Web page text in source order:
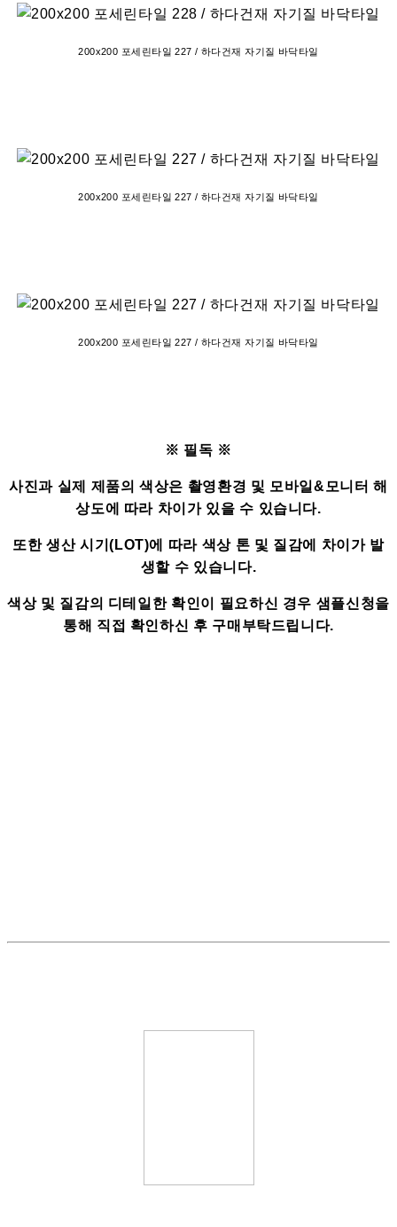
200x200 포세린타일 227 / 하다건재 자기질 바닥타일
200x200 포세린타일 227 / 하다건재 자기질 바닥타일
200x200 포세린타일 227 / 하다건재 자기질 바닥타일
※ 필독 ※
사진과 실제 제품의 색상은 촬영환경 및 모바일&모니터 해
상도에 따라 차이가 있을 수 있습니다.
또한 생산 시기(LOT)에 따라 색상 톤 및 질감에 차이가 발
생할 수 있습니다.
색상 및 질감의 디테일한 확인이 필요하신 경우 샘플신청을
통해 직접 확인하신 후 구매부탁드립니다.